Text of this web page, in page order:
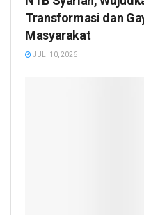
Transformasi dan
Masyarakat
JULI 10, 2026